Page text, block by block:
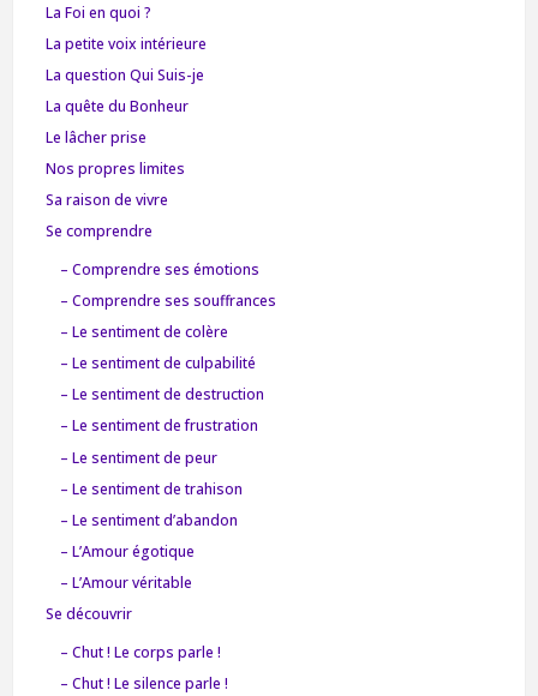
La Foi en quoi ?
La petite voix intérieure
La question Qui Suis-je
La quête du Bonheur
Le lâcher prise
Nos propres limites
Sa raison de vivre
Se comprendre
– Comprendre ses émotions
– Comprendre ses souffrances
– Le sentiment de colère
– Le sentiment de culpabilité
– Le sentiment de destruction
– Le sentiment de frustration
– Le sentiment de peur
– Le sentiment de trahison
– Le sentiment d’abandon
– L’Amour égotique
– L’Amour véritable
Se découvrir
– Chut ! Le corps parle !
– Chut ! Le silence parle !